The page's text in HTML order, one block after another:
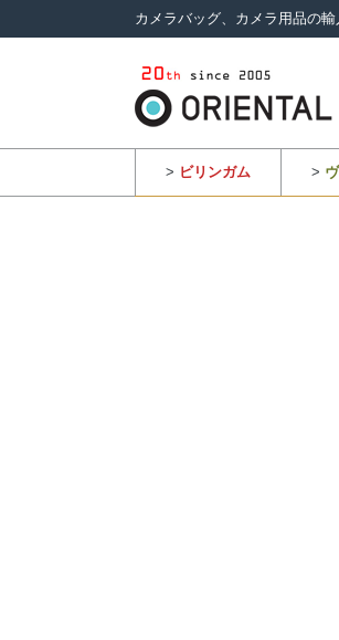
カメラバッグ、カメラ用品の
> ビリンガム >